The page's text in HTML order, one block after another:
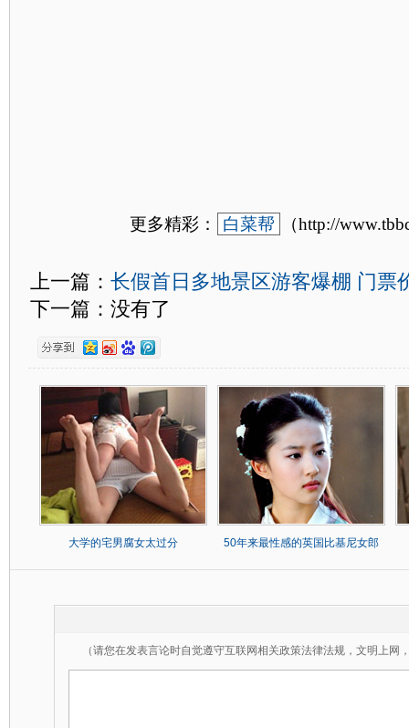
更多精彩： 白菜帮 （http://
上一篇： 长假首日多地景区游客爆棚 门票
下一篇：没有了
大学的宅男腐女太过分 50年来最性感的英国比基尼女郎
（请您在发表言论时自觉遵守互联网相关政策法律法规，文明上网